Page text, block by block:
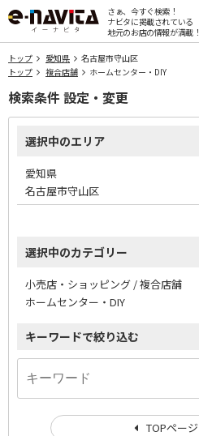
さぁ、今すぐ検索！
ナビタに掲載されている
地元のお店の情報が満載！
トップ 愛知県
名古屋市守山区
トップ
複合店舗 ホームセンター・DIY
検索条件 設定・変更
選択中のエリア
愛知県
名古屋市守山区
選択中のカテゴリー
小売店・ショッピング / 複合店舗
ホームセンター・DIY
キーワードで絞り込む
TOPペー